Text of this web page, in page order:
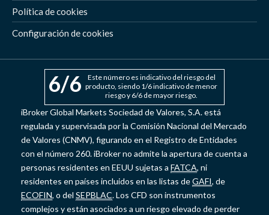
Política de cookies
Configuración de cookies
6/6
Este número es indicativo del riesgo del
producto, siendo 1/6 indicativo de menor
riesgo y 6/6 de mayor riesgo.
iBroker Global Markets Sociedad de Valores, S.A. está
regulada y supervisada por la Comisión Nacional del Mercado
de Valores (CNMV), figurando en el Registro de Entidades
con el número 260. iBroker no admite la apertura de cuenta a
personas residentes en EEUU sujetas a FATCA, ni
residentes en países incluidos en las listas deGAFI, de
ECOFIN, o del SEPBLAC. Los CFD son instrumentos
complejos y están asociados a un riesgo elevado de perder